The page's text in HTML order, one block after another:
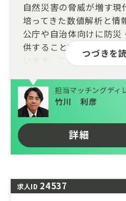
つづきを
自然災害の脅威が増す
培ってきた数値解析と情
公庁や自治体向けに防災
供することで、安全な社
います。この分野では、
ることで、より精緻な予
められています。また、
に対応し、研究成果を社
とも重要な課題です。私
の課題に情熱を持って
術で社会の安全と安心を
習得可能です。あなたの
来の社会インフラを共に
担当マッチングディ
竹川 利彦
詳細
求人ID 24537